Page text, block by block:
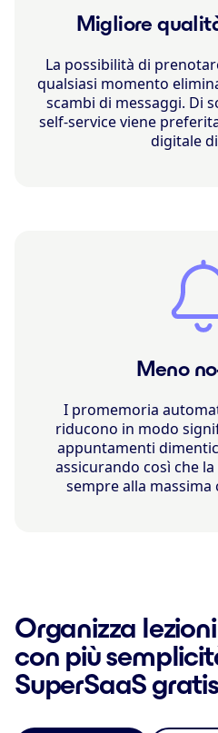
Migliore
La possibilità di
qualsiasi momento
scambi di messaggi. Di
self-service viene
digitale
Meno
I promemoria
riducono in modo
appuntamenti
assicurando così che
sempre alla massima
Organizza
con più
SuperSaaS